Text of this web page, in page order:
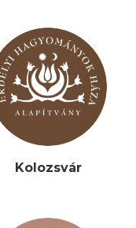
Kolozsvár